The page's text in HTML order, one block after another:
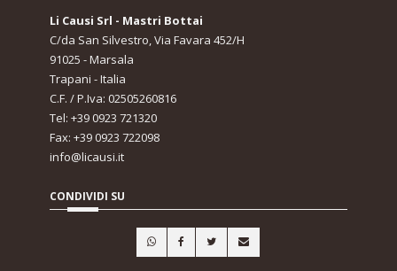
Li Causi Srl - Mastri Bottai
C/da San Silvestro, Via Favara 452/H
91025 - Marsala
Trapani - Italia
C.F. / P.Iva: 02505260816
Tel: +39 0923 721320
Fax: +39 0923 722098
info@licausi.it
CONDIVIDI SU